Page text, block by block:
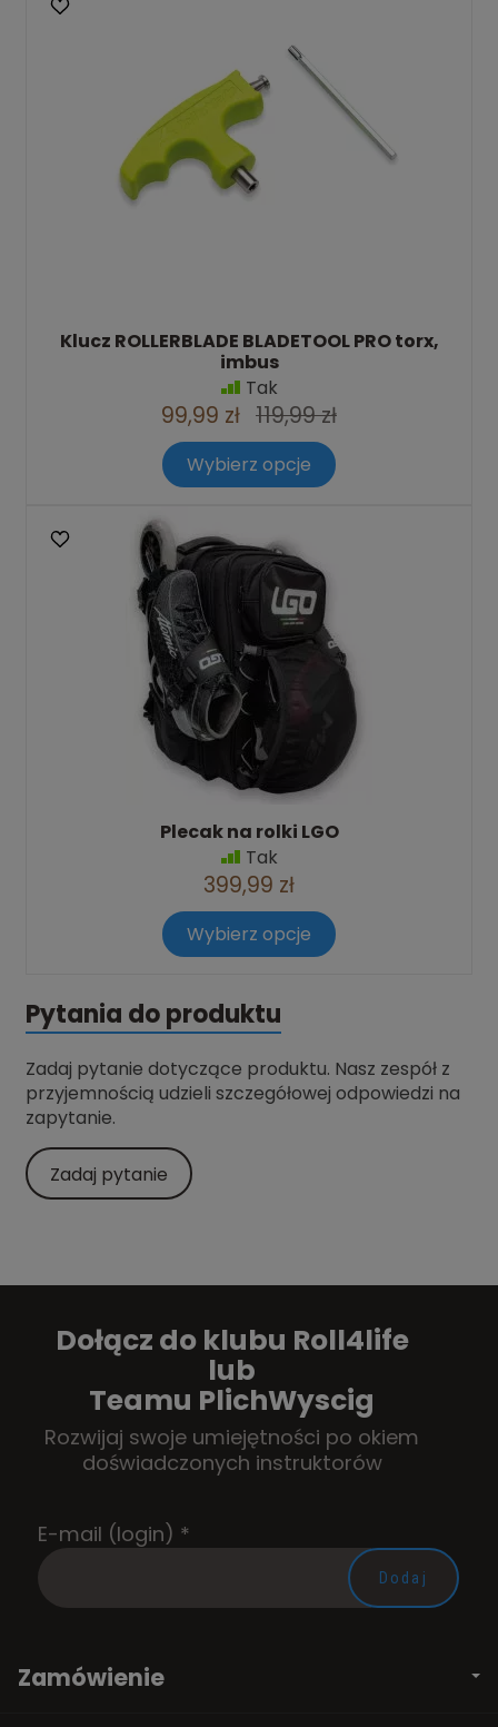
Klucz ROLLERBLADE BLADETOOL PRO torx,
imbus
Tak
99,99 zł 119,99 zł
Wybierz opcje
Plecak na rolki LGO
Tak
399,99 zł
Wybierz opcje
Pytania do produktu
Zadaj pytanie dotyczące produktu. Nasz zespół z
przyjemnością udzieli szczegółowej odpowiedzi na
zapytanie.
Zadaj pytanie
Dołącz do klubu Roll4life
lub
Teamu PlichWyscig
Rozwijaj swoje umiejętności po okiem
doświadczonych instruktorów
E-mail (login) *
Zamówienie